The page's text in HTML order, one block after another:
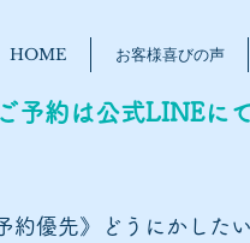
HOME お客様喜びの声
予約は公式LINEに
約優先》どうにかした